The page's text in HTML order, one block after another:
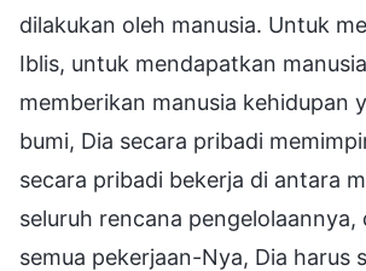
dilakukan oleh manusia. Untuk
Iblis, untuk mendapatkan
memberikan manusia kehidupan
bumi, Dia secara pribadi
secara pribadi bekerja di antara
seluruh rencana pengelolaannya,
semua pekerjaan-Nya, Dia harus